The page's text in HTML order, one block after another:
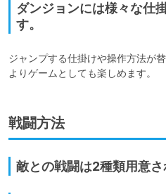
ダンジョンには様々な仕
す。
ジャンプする仕掛けや操作方法が
よりゲームとしても楽しめます。
戦闘方法
敵との戦闘は2種類用意さ